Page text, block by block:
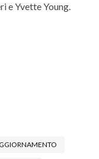
e Yvette Young.